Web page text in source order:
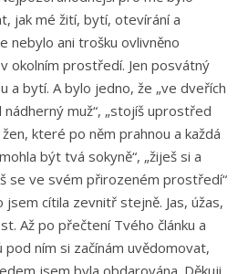
jak mé žití, bytí, otevírání a
nebylo ani trošku ovlivněno
okolním prostředí. Jen posvátný
a bytí. A bylo jedno, že „ve dveřích
nádherný muž“, „stojíš uprostřed
které po něm prahnou a každá
být tvá sokyně“, „žiješ si a
se ve svém přirozeném prostředí“
jsem cítila zevnitř stejně. Jas, úžas,
Až po přečtení Tvého článku a
pod ním si začínám uvědomovat,
jsem byla obdarována. Děkuji,